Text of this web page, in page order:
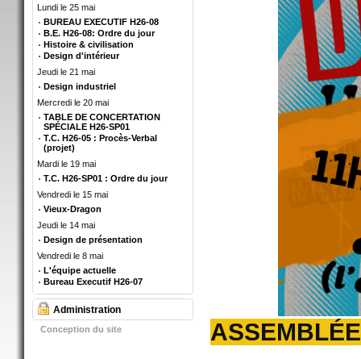
Lundi le 25 mai
BUREAU EXECUTIF H26-08
B.E. H26-08: Ordre du jour
Histoire & civilisation
Design d'intérieur
Jeudi le 21 mai
Design industriel
Mercredi le 20 mai
TABLE DE CONCERTATION
SPÉCIALE H26-SP01
T.C. H26-05 : Procès-Verbal
(projet)
Mardi le 19 mai
T.C. H26-SP01 : Ordre du jour
Vendredi le 15 mai
Vieux-Dragon
Jeudi le 14 mai
Design de présentation
Vendredi le 8 mai
L'équipe actuelle
Bureau Executif H26-07
Administration
Conception du site